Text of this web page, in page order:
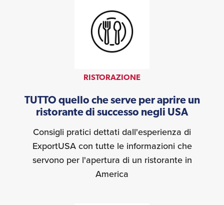
RISTORAZIONE
TUTTO quello che serve per aprire un
ristorante di successo negli USA
Consigli pratici dettati dall'esperienza di
ExportUSA con tutte le informazioni che
servono per l'apertura di un ristorante in
America